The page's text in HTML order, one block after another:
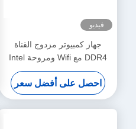
فيديو
جهاز كمبيوتر مزدوج القناة
DDR4 مع Wifi ومروحة Intel
Core I7-1360P المعالج
احصل على أفضل سعر